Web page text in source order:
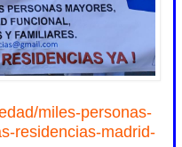
miles-personas-
residencias-madrid-